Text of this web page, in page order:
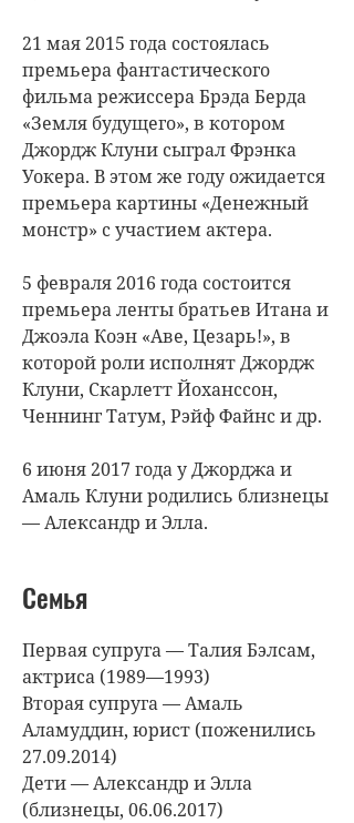
21 мая 2015 года состоялась
премьера фантастического
фильма режиссера Брэда Берда
«Земля будущего», в котором
Джордж Клуни сыграл Фрэнка
Уокера. В этом же году ожидается
премьера картины «Денежный
монстр» с участием актера.
5 февраля 2016 года состоится
премьера ленты братьев Итана и
Джоэла Коэн «Аве, Цезарь!», в
которой роли исполнят Джордж
Клуни, Скарлетт Йоханссон,
Ченнинг Татум, Рэйф Файнс и др.
6 июня 2017 года у Джорджа и
Амаль Клуни родились близнецы
— Александр и Элла.
Семья
Первая супруга — Талия Бэлсам,
актриса (1989—1993)
Вторая супруга — Амаль
Аламуддин, юрист (поженились
27.09.2014)
Дети — Александр и Элла
(близнецы, 06.06.2017)